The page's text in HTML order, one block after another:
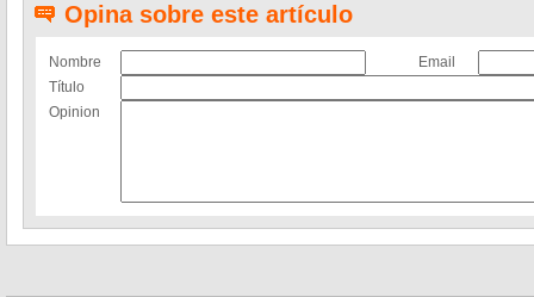
Opina sobre este artículo
Nombre
Email
Título
Opinion